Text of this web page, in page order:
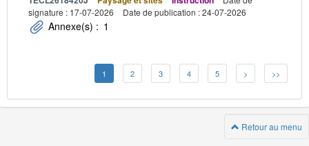
signature : 17-07-2026
Date de publication : 24-07-2026
Annexe(s) : 1
1 2 3 4 5 > >>
Retour au menu